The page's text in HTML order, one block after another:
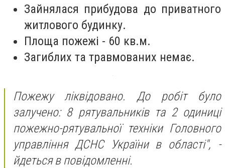
Зайнялася прибудова до приватного
житлового будинку.
Площа пожежі - 60 кв.м.
Загиблих та травмованих немає.
Пожежу ліквідовано. До робіт було
залучено: 8 рятувальників та 2 одиниці
пожежно-рятувальної техніки Головного
управління ДСНС України в області", -
йдеться в повідомленні.